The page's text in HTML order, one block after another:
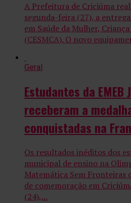
A Prefeitura de Criciúma
segunda-feira (27), a
em Saúde da Mulher,
(CESMCA). O novo
Geral
Estudantes da EMEB
receberam a
conquistadas na
Os resultados inéditos dos
municipal de ensino na
Matemática Sem
de comemoração em
(24),...